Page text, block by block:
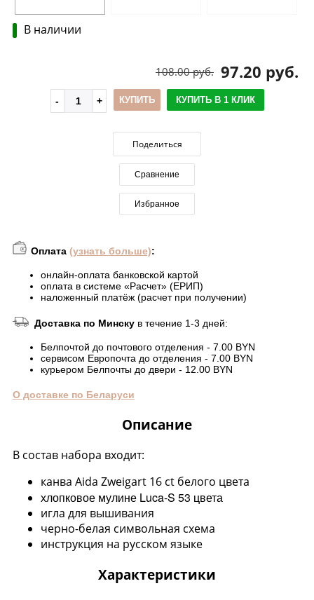
В наличии
97.20 руб.
108.00 руб.
КУПИТЬ КУПИТЬ В 1 КЛИК
Поделиться
Сравнение
Избранное
Оплата (узнать больше):
онлайн-оплата банковской картой
оплата в системе «Расчет» (ЕРИП)
наложенный платёж (расчет при получении)
Доставка по Минску в течение 1-3 дней:
Белпочтой до почтового отделения - 7.00 BYN
сервисом Европочта до отделения - 7.00 BYN
курьером Белпочты до двери - 12.00 BYN
О доставке по Беларуси
Описание
В состав набора входит:
канва Aida Zweigart 16 ct белого цвета
хлопковое мулине Luca-S 53 цвета
игла для вышивания
черно-белая символьная схема
инструкция на русском языке
Характеристики